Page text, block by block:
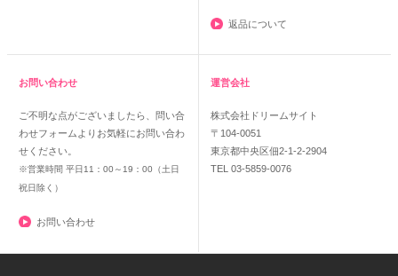
返品について
お問い合わせ
ご不明な点がございましたら、問い合
わせフォームよりお気軽にお問い合わ
せください。
※営業時間 平日11：00～19：00（土日
祝日除く）
お問い合わせ
運営会社
株式会社ドリームサイト
〒104-0051
東京都中央区佃2-1-2-2904
TEL 03-5859-0076